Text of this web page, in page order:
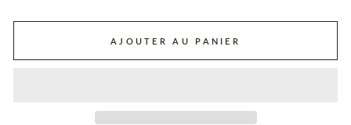
AJOUTER AU PANIER